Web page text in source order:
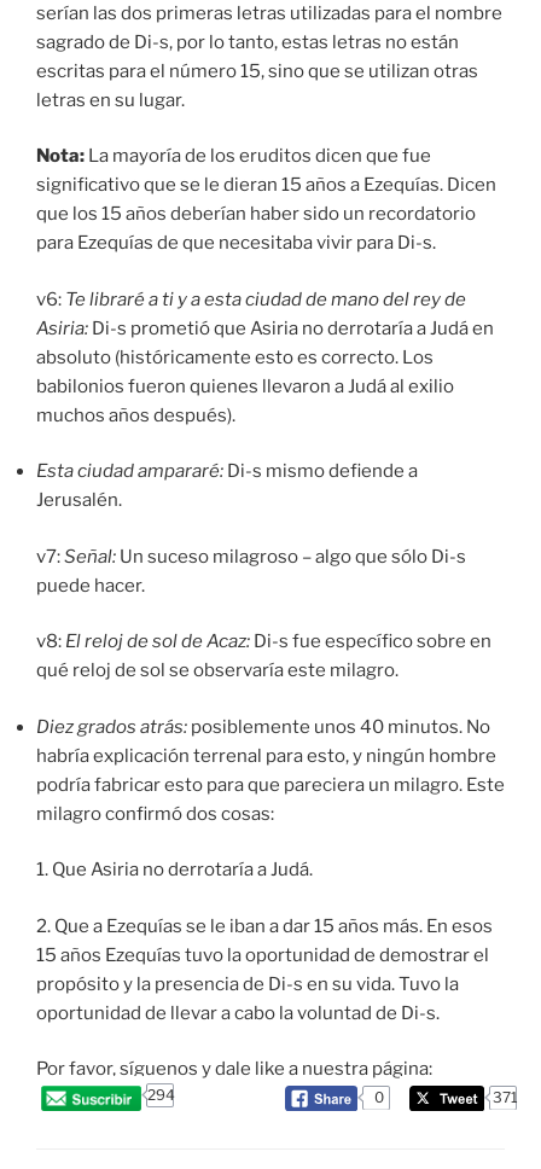
serían las dos primeras letras utilizadas para el nombre
sagrado de Di-s, por lo tanto, estas letras no están
escritas para el número 15, sino que se utilizan otras
letras en su lugar.
Nota: La mayoría de los eruditos dicen que fue
significativo que se le dieran 15 años a Ezequías. Dicen
que los 15 años deberían haber sido un recordatorio
para Ezequías de que necesitaba vivir para Di-s.
v6: Te libraré a ti y a esta ciudad de mano del rey de
Asiria: Di-s prometió que Asiria no derrotaría a Judá en
absoluto (históricamente esto es correcto. Los
babilonios fueron quienes llevaron a Judá al exilio
muchos años después).
Esta ciudad ampararé: Di-s mismo defiende a
Jerusalén.
v7:Señal: Un suceso milagroso – algo que sólo Di-s
puede hacer.
v8: El reloj de sol de Acaz: Di-s fue específico sobre en
qué reloj de sol se observaría este milagro.
Diez grados atrás: posiblemente unos 40 minutos. No
habría explicación terrenal para esto, y ningún hombre
podría fabricar esto para que pareciera un milagro. Este
milagro confirmó dos cosas:
1. Que Asiria no derrotaría a Judá.
2. Que a Ezequías se le iban a dar 15 años más. En esos
15 años Ezequías tuvo la oportunidad de demostrar el
propósito y la presencia de Di-s en su vida. Tuvo la
oportunidad de llevar a cabo la voluntad de Di-s.
Por favor, síguenos y dale like a nuestra página:
294 0 371